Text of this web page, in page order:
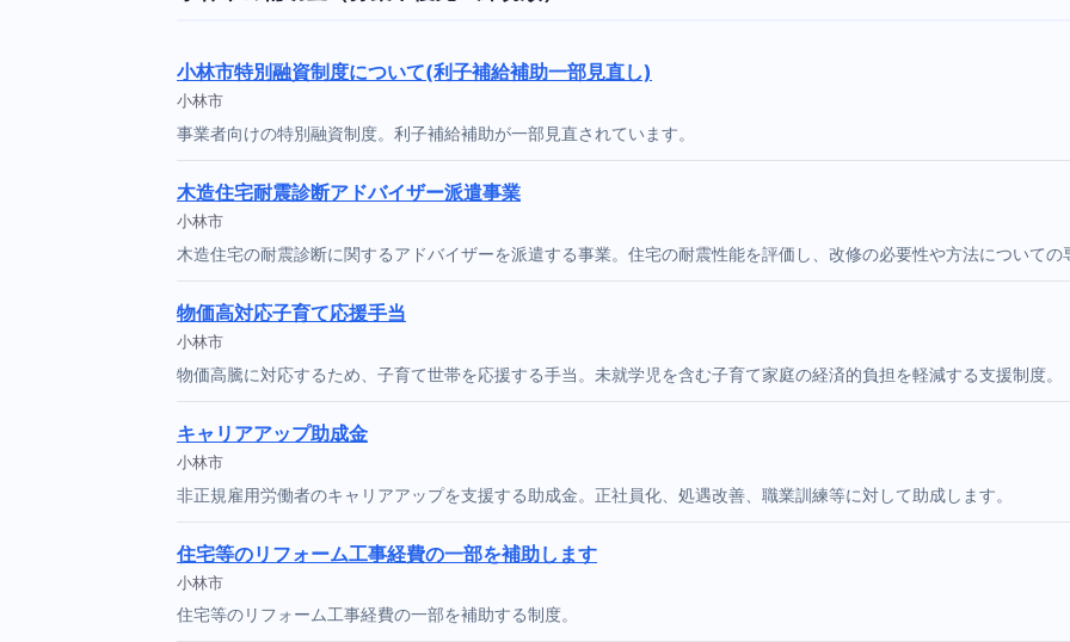
小林市特別融資制度について(利子補給補助一部見直し)
小林市
事業者向けの特別融資制度。利子補給補助が一部見直されています。
木造住宅耐震診断アドバイザー派遣事業
小林市
木造住宅の耐震診断に関するアドバイザーを派遣する事業。住宅の耐震性能を評価し、改修の必要性や方法について
物価高対応子育て応援手当
小林市
物価高騰に対応するため、子育て世帯を応援する手当。未就学児を含む子育て家庭の経済的負担を軽減する支援制度。
キャリアアップ助成金
小林市
非正規雇用労働者のキャリアアップを支援する助成金。正社員化、処遇改善、職業訓練等に対して助成します。
住宅等のリフォーム工事経費の一部を補助します
小林市
住宅等のリフォーム工事経費の一部を補助する制度。